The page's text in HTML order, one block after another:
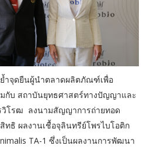
ำจุดยืนผู้นำตลาดผลิตภัณฑ์เพื่อ
กับ สถาบันยุทธศาสตร์ทางปัญญาและ
วิโรฒ ลงนามสัญญาการถ่ายทอด
ธิ ผลงานเชื้อจุลินทรีย์โพรไบโอติก
TA-1 ซึ่งเป็นผลงานการพัฒนา